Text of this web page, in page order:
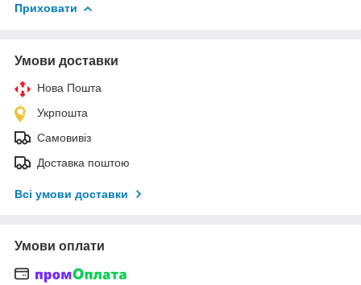
Приховати
Умови доставки
Нова Пошта
Укрпошта
Самовивіз
Доставка поштою
Всі умови доставки
Умови оплати